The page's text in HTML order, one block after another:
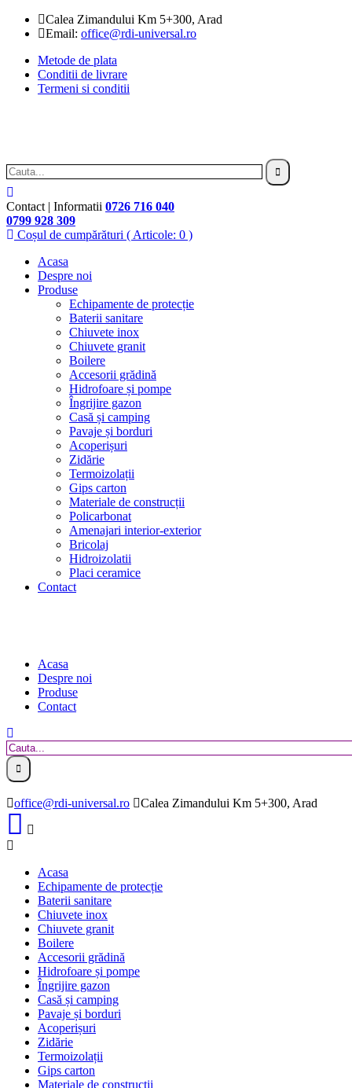
Calea Zimandului Km 5+300, Arad
Email: office@rdi-universal.ro
Metode de plata
Conditii de livrare
Termeni si conditii
Contact | Informatii 0726 716 040
0799 928 309
Coșul de cumpărături ( Articole: 0 )
Acasa
Despre noi
Produse
Echipamente de protecție
Baterii sanitare
Chiuvete inox
Chiuvete granit
Boilere
Accesorii grădină
Hidrofoare și pompe
Îngrijire gazon
Casă și camping
Pavaje și borduri
Acoperișuri
Zidărie
Termoizolații
Gips carton
Materiale de construcții
Policarbonat
Amenajari interior-exterior
Bricolaj
Hidroizolatii
Placi ceramice
Contact
Acasa
Despre noi
Produse
Contact
office@rdi-universal.ro Calea Zimandului Km 5+300, Arad
Acasa
Echipamente de protecție
Baterii sanitare
Chiuvete inox
Chiuvete granit
Boilere
Accesorii grădină
Hidrofoare și pompe
Îngrijire gazon
Casă și camping
Pavaje și borduri
Acoperișuri
Zidărie
Termoizolații
Gips carton
Materiale de construcții